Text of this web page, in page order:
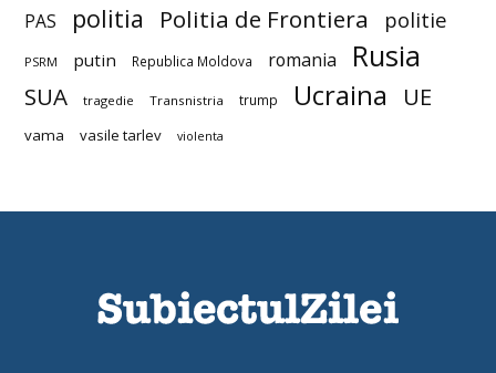
PAS politia Politia de Frontiera politie
PSRM putin Republica Moldova romania Rusia
SUA tragedie Transnistria trump Ucraina UE
vama vasile tarlev violenta